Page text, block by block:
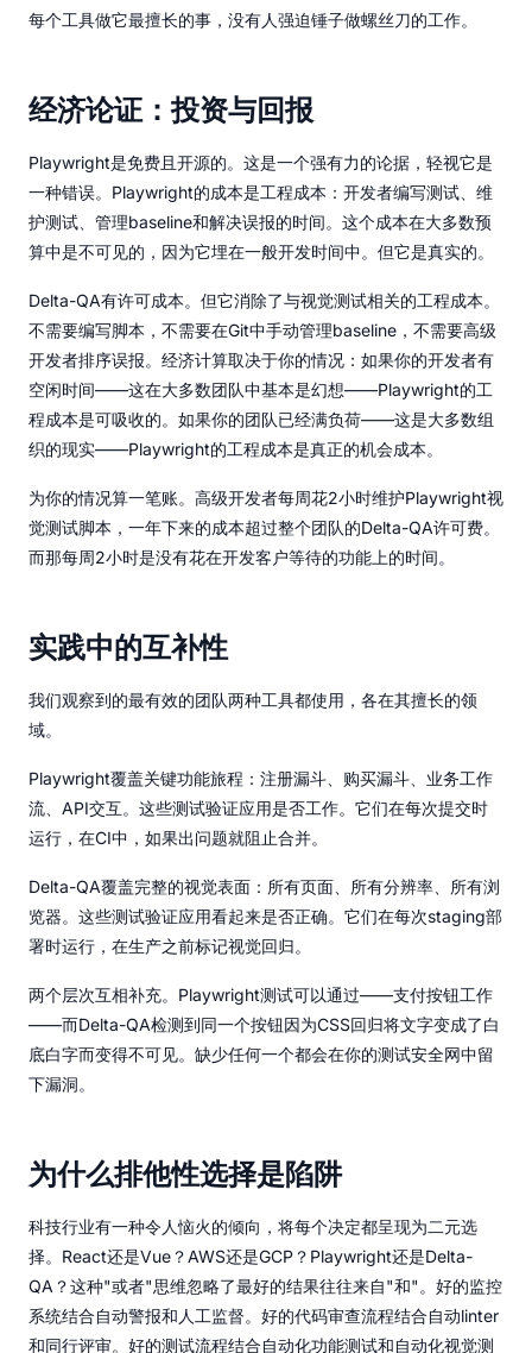
每个工具做它最擅长的事，没有人强迫锤子做螺丝刀的工作。
经济论证：投资与回报
Playwright是免费且开源的。这是一个强有力的论据，轻视它是
一种错误。Playwright的成本是工程成本：开发者编写测试、维
护测试、管理baseline和解决误报的时间。这个成本在大多数预
算中是不可见的，因为它埋在一般开发时间中。但它是真实的。
Delta-QA有许可成本。但它消除了与视觉测试相关的工程成本。
不需要编写脚本，不需要在Git中手动管理baseline，不需要高级
开发者排序误报。经济计算取决于你的情况：如果你的开发者有
空闲时间——这在大多数团队中基本是幻想——Playwright的工
程成本是可吸收的。如果你的团队已经满负荷——这是大多数组
织的现实——Playwright的工程成本是真正的机会成本。
为你的情况算一笔账。高级开发者每周花2小时维护Playwright视
觉测试脚本，一年下来的成本超过整个团队的Delta-QA许可费。
而那每周2小时是没有花在开发客户等待的功能上的时间。
实践中的互补性
我们观察到的最有效的团队两种工具都使用，各在其擅长的领
域。
Playwright覆盖关键功能旅程：注册漏斗、购买漏斗、业务工作
流、API交互。这些测试验证应用是否工作。它们在每次提交时
运行，在CI中，如果出问题就阻止合并。
Delta-QA覆盖完整的视觉表面：所有页面、所有分辨率、所有浏
览器。这些测试验证应用看起来是否正确。它们在每次staging部
署时运行，在生产之前标记视觉回归。
两个层次互相补充。Playwright测试可以通过——支付按钮工作
——而Delta-QA检测到同一个按钮因为CSS回归将文字变成了白
底白字而变得不可见。缺少任何一个都会在你的测试安全网中留
下漏洞。
为什么排他性选择是陷阱
科技行业有一种令人恼火的倾向，将每个决定都呈现为二元选
择。React还是Vue？AWS还是GCP？Playwright还是Delta-
QA？这种"或者"思维忽略了最好的结果往往来自"和"。好的监控
系统结合自动警报和人工监督。好的代码审查流程结合自动linter
和同行评审。好的测试流程结合自动化功能测试和自动化视觉测